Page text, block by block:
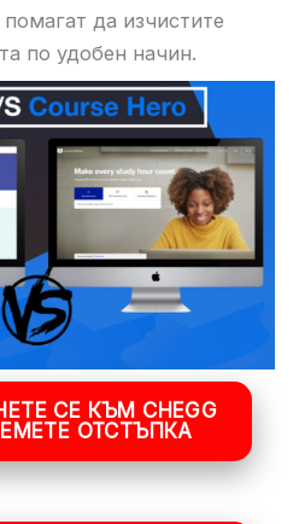
да изчистите
по удобен начин.
СЕ КЪМ CHEGG
ОТСТЪПКА